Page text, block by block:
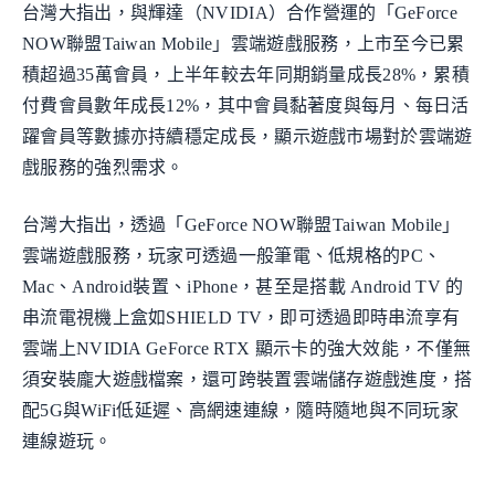
台灣大指出，與輝達（NVIDIA）合作營運的「GeForce
NOW聯盟Taiwan Mobile」雲端遊戲服務，上市至今已累
積超過35萬會員，上半年較去年同期銷量成長28%，累積
付費會員數年成長12%，其中會員黏著度與每月、每日活
躍會員等數據亦持續穩定成長，顯示遊戲市場對於雲端遊
戲服務的強烈需求。
台灣大指出，透過「GeForce NOW聯盟Taiwan Mobile」
雲端遊戲服務，玩家可透過一般筆電、低規格的PC、
Mac、Android裝置、iPhone，甚至是搭載 Android TV 的
串流電視機上盒如SHIELD TV，即可透過即時串流享有
雲端上NVIDIA GeForce RTX 顯示卡的強大效能，不僅無
須安裝龐大遊戲檔案，還可跨裝置雲端儲存遊戲進度，搭
配5G與WiFi低延遲、高網速連線，隨時隨地與不同玩家
連線遊玩。